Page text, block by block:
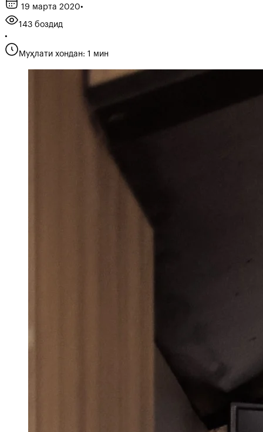
19 марта 2020•
143 боздид
•
Муҳлати хондан: 1 мин